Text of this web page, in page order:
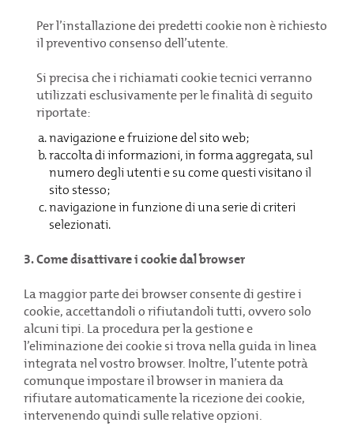
Per l’installazione dei predetti cookie non è richiesto
il preventivo consenso dell’utente.
Si precisa che i richiamati cookie tecnici verranno
utilizzati esclusivamente per le finalità di seguito
riportate:
navigazione e fruizione del sito web;
raccolta di informazioni, in forma aggregata, sul
numero degli utenti e su come questi visitano il
sito stesso;
navigazione in funzione di una serie di criteri
selezionati.
3. Come disattivare i cookie dal browser
La maggior parte dei browser consente di gestire i
cookie, accettandoli o rifiutandoli tutti, ovvero solo
alcuni tipi. La procedura per la gestione e
l’eliminazione dei cookie si trova nella guida in linea
integrata nel vostro browser. Inoltre, l’utente potrà
comunque impostare il browser in maniera da
rifiutare automaticamente la ricezione dei cookie,
intervenendo quindi sulle relative opzioni.